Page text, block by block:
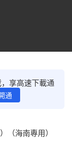
享高速下載通
通
（海南專用）